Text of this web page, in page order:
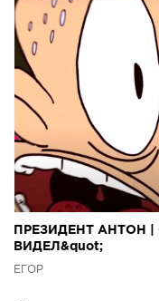
ПРЕЗИДЕНТ АНТОН
ВИДЕЛ&quot;
ЕГОР